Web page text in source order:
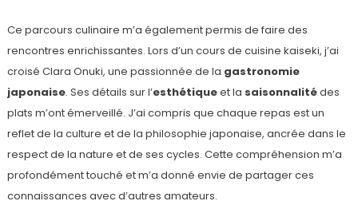
Ce parcours culinaire m’a également permis de faire des
rencontres enrichissantes. Lors d’un cours de cuisine kaiseki, j’ai
croisé Clara Onuki, une passionnée de la gastronomie
japonaise. Ses détails sur l’esthétiqueet la saisonnalitédes
plats m’ont émerveillé. J’ai compris que chaque repas est un
reflet de la culture et de la philosophie japonaise, ancrée dans le
respect de la nature et de ses cycles. Cette compréhension m’a
profondément touché et m’a donné envie de partager ces
connaissances avec d’autres amateurs.